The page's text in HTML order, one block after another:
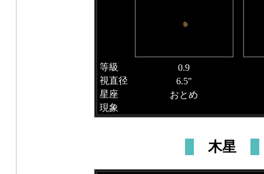
等級
0.9
視直径
6.5"
星座
おとめ
現象
木星